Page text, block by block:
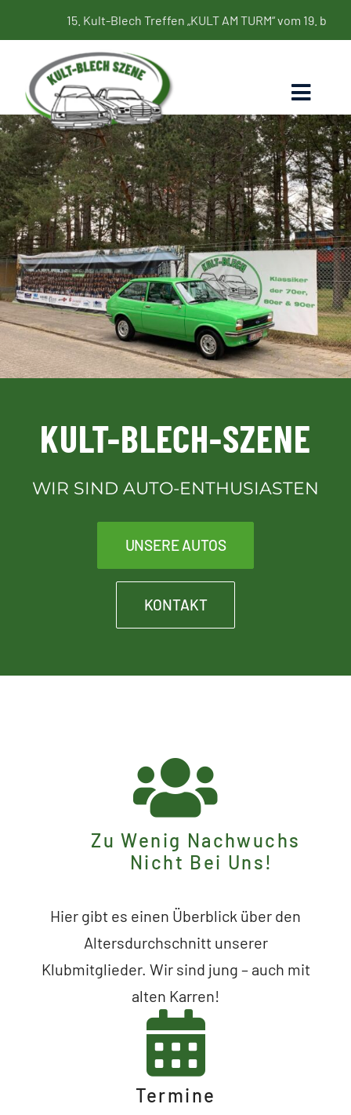
Inhalt
springen
15. Kult-Blech Treffen „KULT AM TURM“ vom 19. bis 21. Juni
Home
Termine
Bildergalerie
Kultbleche
Blog
Kontakt
Kult-Blech-Shop für Vereinsmitglieder
KULT-BLECH-SZENE
WIR SIND AUTO-ENTHUSIASTEN
UNSERE AUTOS
KONTAKT
Zu Wenig Nachwuchs
Nicht Bei Uns!
Hier gibt es einen Überblick über den
Altersdurchschnitt unserer
Klubmitglieder. Wir sind jung – auch mit
alten Karren!
Termine